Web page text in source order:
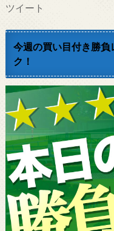
ツイート
今週の買い目付き勝負
ク！